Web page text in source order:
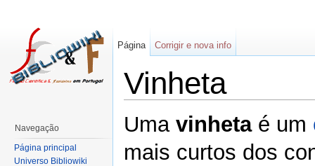
Vinheta
Uma vinhetaé um
mais curtos dos
Página Corrigir e nova info
Navegação
Página principal
Universo Bibliowiki